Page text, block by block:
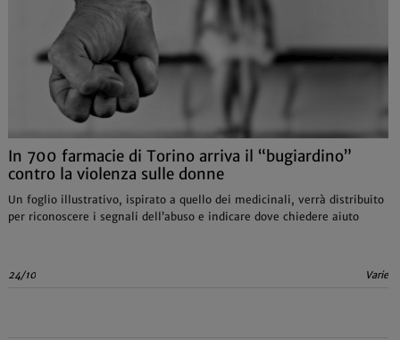
In 700 farmacie di Torino arriva il “bugiardino”
contro la violenza sulle donne
Un foglio illustrativo, ispirato a quello dei medicinali, verrà distribuito
per riconoscere i segnali dell’abuso e indicare dove chiedere aiuto
24/10 Varie